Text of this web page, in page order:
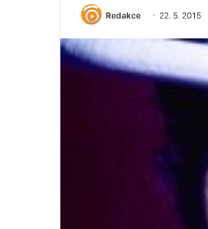
Redakce 22. 5. 2015